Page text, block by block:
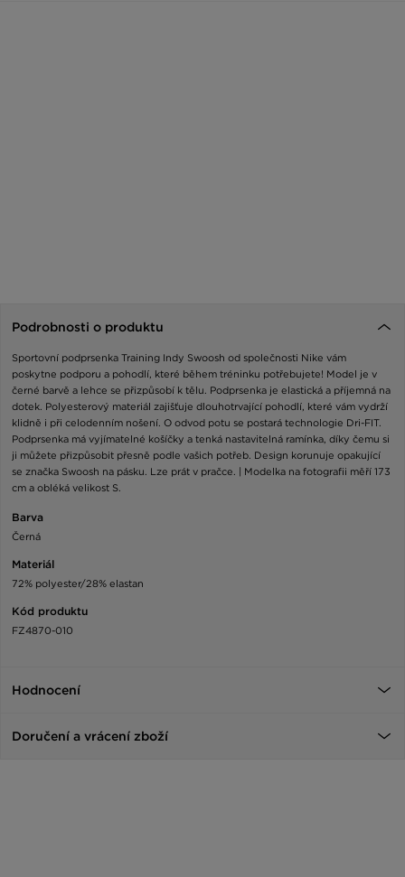
Podrobnosti o produktu
Sportovní podprsenka Training Indy Swoosh od společnosti Nike vám
poskytne podporu a pohodlí, které během tréninku potřebujete! Model je v
černé barvě a lehce se přizpůsobí k tělu. Podprsenka je elastická a příjemná na
dotek. Polyesterový materiál zajišťuje dlouhotrvající pohodlí, které vám vydrží
klidně i při celodenním nošení. O odvod potu se postará technologie Dri-FIT.
Podprsenka má vyjímatelné košíčky a tenká nastavitelná ramínka, díky čemu si
ji můžete přizpůsobit přesně podle vašich potřeb. Design korunuje opakující
se značka Swoosh na pásku. Lze prát v pračce. | Modelka na fotografii měří 173
cm a obléká velikost S.
Barva
Černá
Materiál
72% polyester/28% elastan
Kód produktu
FZ4870-010
Hodnocení
Doručení a vrácení zboží